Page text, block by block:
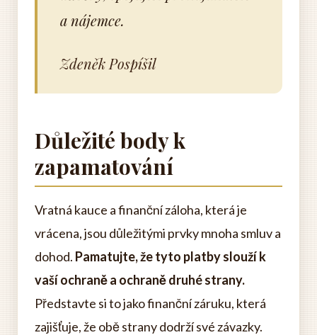
a nájemce.
Zdeněk Pospíšil
Důležité body k
zapamatování
Vratná kauce a finanční záloha, která je
vrácena, jsou důležitými prvky mnoha smluv a
dohod. Pamatujte, že tyto platby slouží k
vaší ochraně a ochraně druhé strany.
Představte si to jako finanční záruku, která
zajišťuje, že obě strany dodrží své závazky.